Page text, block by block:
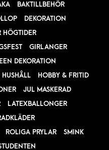
BAKTILLBEHÖR
DEKORATION
HÖGTIDER
GIRLANGER
DEKORATION
HUSHÅLL
HOBBY & FRITID
JUL MASKERAD
LATEXBALLONGER
ROLIGA PRYLAR
SMINK